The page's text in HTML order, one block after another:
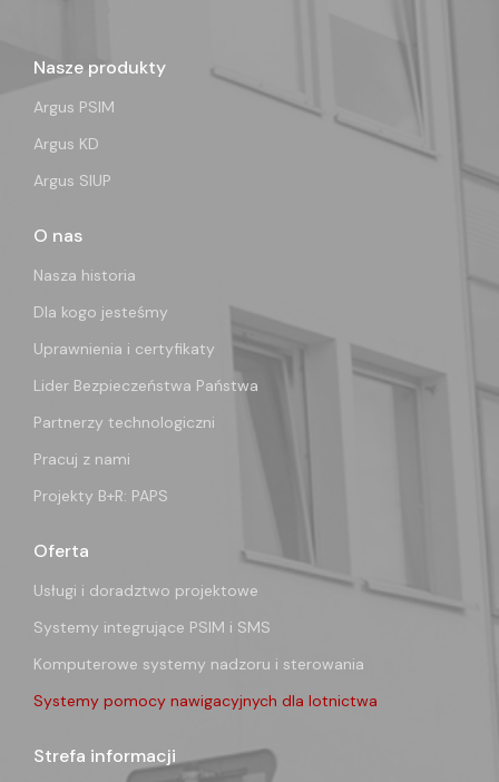
Nasze produkty
Argus PSIM
Argus KD
Argus SIUP
O nas
Nasza historia
Dla kogo jesteśmy
Uprawnienia i certyfikaty
Lider Bezpieczeństwa Państwa
Partnerzy technologiczni
Pracuj z nami
Projekty B+R: PAPS
Oferta
Usługi i doradztwo projektowe
Systemy integrujące PSIM i SMS
Komputerowe systemy nadzoru i sterowania
Systemy pomocy nawigacyjnych dla lotnictwa
Strefa informacji